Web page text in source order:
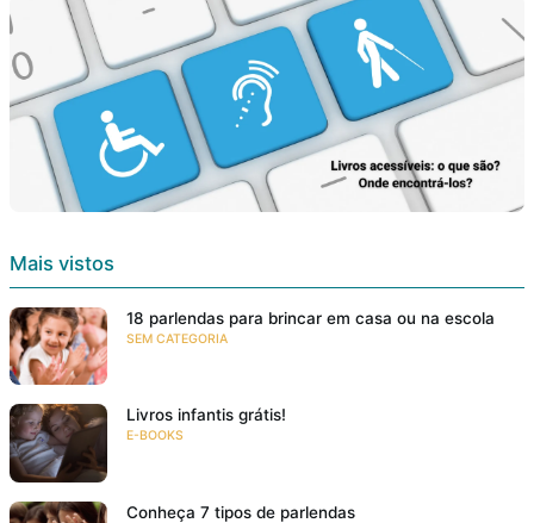
Mais vistos
18 parlendas para brincar em casa ou na escola
SEM CATEGORIA
Livros infantis grátis!
E-BOOKS
Conheça 7 tipos de parlendas